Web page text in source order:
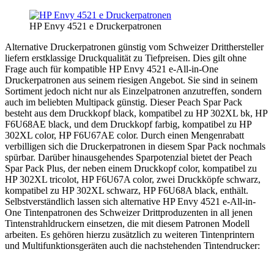
HP Envy 4521 e Druckerpatronen
Alternative Druckerpatronen günstig vom Schweizer Dritthersteller
liefern erstklassige Druckqualität zu Tiefpreisen. Dies gilt ohne
Frage auch für kompatible HP Envy 4521 e-All-in-One
Druckerpatronen aus seinem riesigen Angebot. Sie sind in seinem
Sortiment jedoch nicht nur als Einzelpatronen anzutreffen, sondern
auch im beliebten Multipack günstig. Dieser Peach Spar Pack
besteht aus dem Druckkopf black, kompatibel zu HP 302XL bk, HP
F6U68AE black, und dem Druckkopf farbig, kompatibel zu HP
302XL color, HP F6U67AE color. Durch einen Mengenrabatt
verbilligen sich die Druckerpatronen in diesem Spar Pack nochmals
spürbar. Darüber hinausgehendes Sparpotenzial bietet der Peach
Spar Pack Plus, der neben einem Druckkopf color, kompatibel zu
HP 302XL tricolot, HP F6U67A color, zwei Druckköpfe schwarz,
kompatibel zu HP 302XL schwarz, HP F6U68A black, enthält.
Selbstverständlich lassen sich alternative HP Envy 4521 e-All-in-
One Tintenpatronen des Schweizer Drittproduzenten in all jenen
Tintenstrahldruckern einsetzen, die mit diesem Patronen Modell
arbeiten. Es gehören hierzu zusätzlich zu weiteren Tintenprintern
und Multifunktionsgeräten auch die nachstehenden Tintendrucker: